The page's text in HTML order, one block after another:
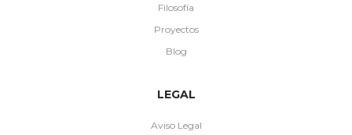
Filosofía
Proyectos
Blog
LEGAL
Aviso Legal